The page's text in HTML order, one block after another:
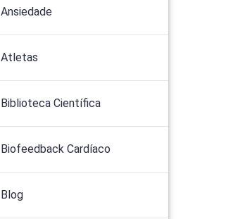
Ansiedade
Atletas
Biblioteca Científica
Biofeedback Cardíaco
Blog